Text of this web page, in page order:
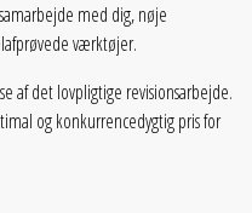
med dig, nøje
værktøjer.
af det lovpligtige revisionsarbejde.
og konkurrencedygtig pris for